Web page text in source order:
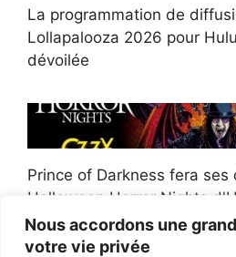
Nous accordons une
votre vie privée
La programmation de
Lollapalooza 2026 pour
dévoilée
Prince of Darkness fera ses
Halloween Horror Nights